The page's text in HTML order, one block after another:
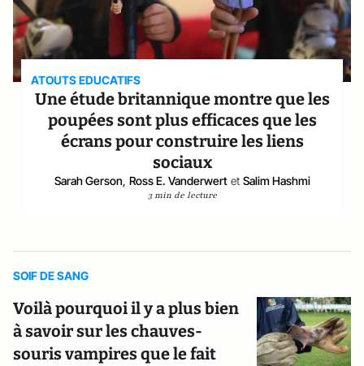
ATOUTS EDUCATIFS
Une étude britannique montre que les
poupées sont plus efficaces que les
écrans pour construire les liens
sociaux
Sarah Gerson, Ross E. Vanderwert et Salim Hashmi
3 min de lecture
SOIF DE SANG
Voilà pourquoi il y a plus bien
à savoir sur les chauves-
souris vampires que le fait